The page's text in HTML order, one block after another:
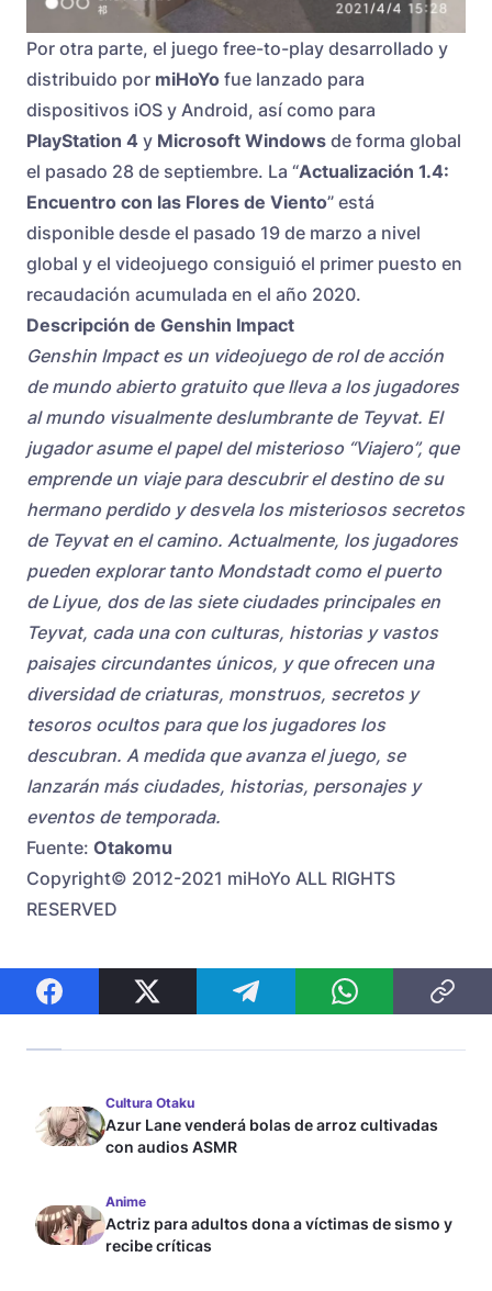
Por otra parte, el juego free-to-play desarrollado y
distribuido por miHoYo fue lanzado para
dispositivos iOS y Android, así como para
PlayStation 4 y Microsoft Windows de forma global
el pasado 28 de septiembre. La “Actualización 1.4:
Encuentro con las Flores de Viento” está
disponible desde el pasado 19 de marzo a nivel
global y el videojuego consiguió el primer puesto en
recaudación acumulada en el año 2020.
Descripción de Genshin Impact
Genshin Impact es un videojuego de rol de acción
de mundo abierto gratuito que lleva a los jugadores
al mundo visualmente deslumbrante de Teyvat. El
jugador asume el papel del misterioso “Viajero”, que
emprende un viaje para descubrir el destino de su
hermano perdido y desvela los misteriosos secretos
de Teyvat en el camino. Actualmente, los jugadores
pueden explorar tanto Mondstadt como el puerto
de Liyue, dos de las siete ciudades principales en
Teyvat, cada una con culturas, historias y vastos
paisajes circundantes únicos, y que ofrecen una
diversidad de criaturas, monstruos, secretos y
tesoros ocultos para que los jugadores los
descubran. A medida que avanza el juego, se
lanzarán más ciudades, historias, personajes y
eventos de temporada.
Fuente: Otakomu
Copyright© 2012-2021 miHoYo ALL RIGHTS
RESERVED
Cultura Otaku
Azur Lane venderá bolas de arroz cultivadas
con audios ASMR
Anime
Actriz para adultos dona a víctimas de sismo y
recibe críticas